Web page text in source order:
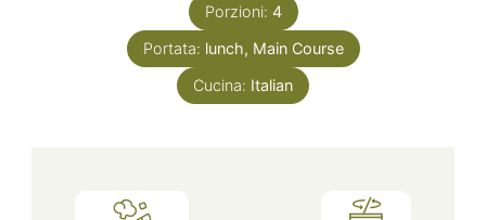
Porzioni: 4
Portata: lunch, Main Course
Cucina: Italian